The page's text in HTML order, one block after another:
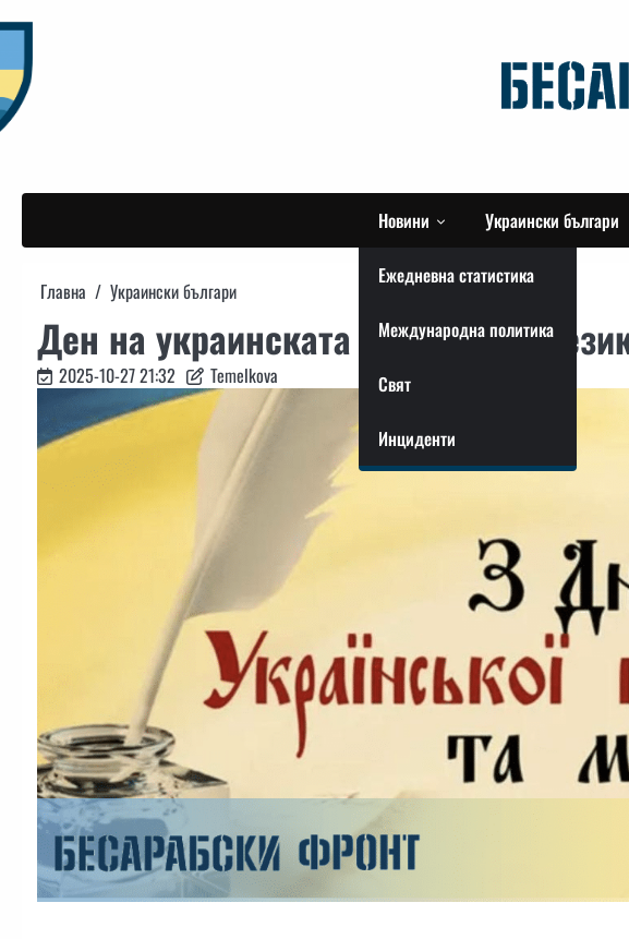
to
content
Новини
Ежедневна статистика
Международна политика
Свят
Инциденти
Украински българи
Главна Украински българи
Ден на украинската писменост и
2025-10-27 21:32 Temelkova